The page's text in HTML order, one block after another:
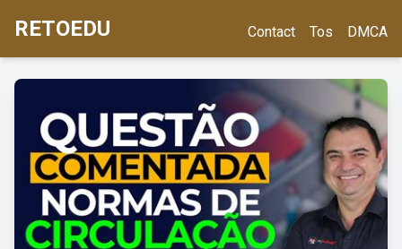
RETOEDU Contact Tos DMCA